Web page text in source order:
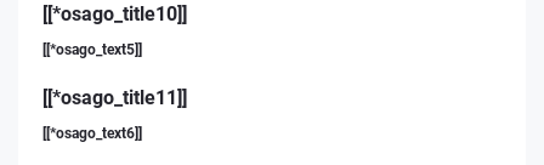
[[*osago_title10]]
[[*osago_text5]]
[[*osago_title11]]
[[*osago_text6]]